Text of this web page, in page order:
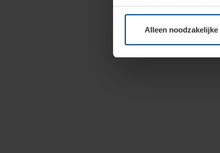
moment bij de uitleg van
Alleen noodzakelijke